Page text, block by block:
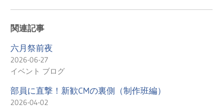
関連記事
六月祭前夜
2026-06-27
イベント ブログ
部員に直撃！新歓CMの裏側（制作班編）
2026-04-02